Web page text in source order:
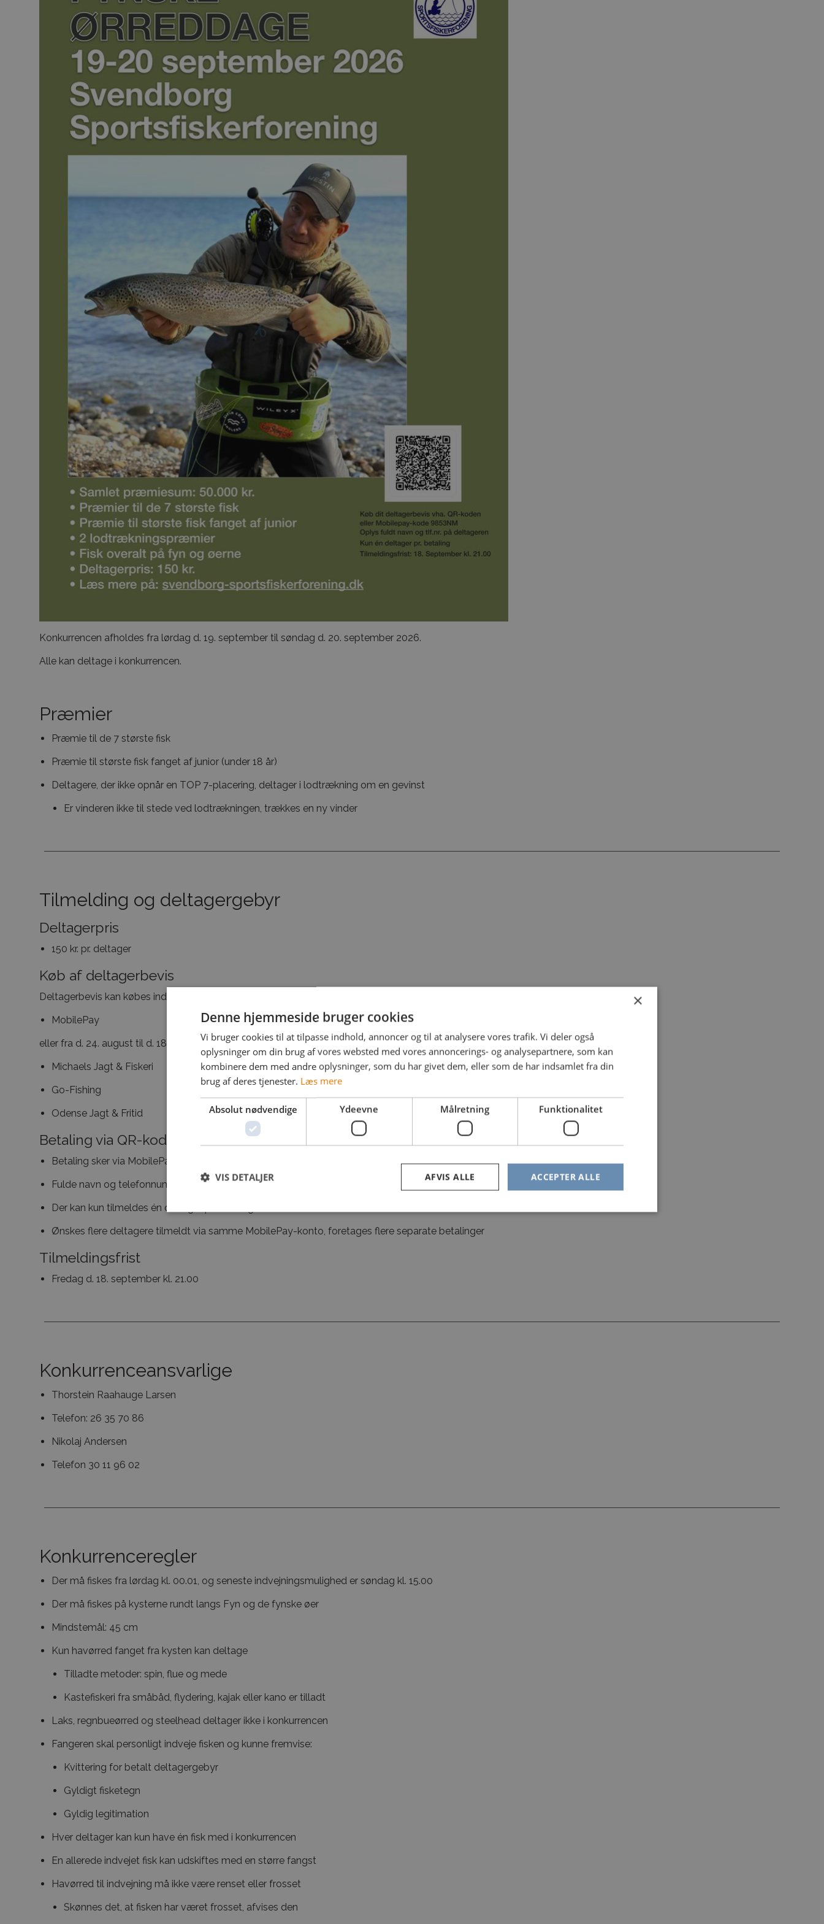
Konkurrencen afholdes fra lørdag d. 19. september til søndag d. 20. september 2026.
Alle kan deltage i konkurrencen.
Præmier
Præmie til de 7 største fisk
Præmie til største fisk fanget af junior (under 18 år)
Deltagere, der ikke opnår en TOP 7-placering, deltager i lodtrækning om en gevinst
Er vinderen ikke til stede ved lodtrækningen, trækkes en ny vinder
Tilmelding og deltagergebyr
Deltagerpris
150 kr. pr. deltager
Køb af deltagerbevis
Deltagerbevis kan købes indtil til d. 18. september kl. 21.00 på:
MobilePay
eller fra d. 24. august til d. 18. september hos:
Michaels Jagt & Fiskeri
Go-Fishing
Odense Jagt & Fritid
Betaling via QR-kode
Betaling sker via MobilePay (QR-kode)
Fulde navn og telefonnummer på deltageren skal oplyses ved betaling
Der kan kun tilmeldes én deltager pr. betaling
Ønskes flere deltagere tilmeldt via samme MobilePay-konto, foretages flere separate betalinger
Tilmeldingsfrist
Fredag d. 18. september kl. 21.00
Konkurrenceansvarlige
Thorstein Raahauge Larsen
Telefon: 26 35 70 86
Nikolaj Andersen
Telefon 30 11 96 02
Konkurrenceregler
Der må fiskes fra lørdag kl. 00.01, og seneste indvejningsmulighed er søndag kl. 15.00
Der må fiskes på kysterne rundt langs Fyn og de fynske øer
Mindstemål: 45 cm
Kun havørred fanget fra kysten kan deltage
Tilladte metoder: spin, flue og mede
Kastefiskeri fra småbåd, flydering, kajak eller kano er tilladt
Laks, regnbueørred og steelhead deltager ikke i konkurrencen
Fangeren skal personligt indveje fisken og kunne fremvise:
Kvittering for betalt deltagergebyr
Gyldigt fisketegn
Gyldig legitimation
Hver deltager kan kun have én fisk med i konkurrencen
En allerede indvejet fisk kan udskiftes med en større fangst
Havørred til indvejning må ikke være renset eller frosset
Skønnes det, at fisken har været frosset, afvises den
×
Denne hjemmeside bruger cookies
Vi bruger cookies til at tilpasse indhold, annoncer og til at analysere vores trafik. Vi deler også
oplysninger om din brug af vores websted med vores annoncerings- og analysepartnere, som kan
kombinere dem med andre oplysninger, som du har givet dem, eller som de har indsamlet fra din
brug af deres tjenester. Læs mere
Absolut nødvendige Ydeevne Målretning Funktionalitet
ACCEPTER ALLE
AFVIS ALLE
VIS DETALJER